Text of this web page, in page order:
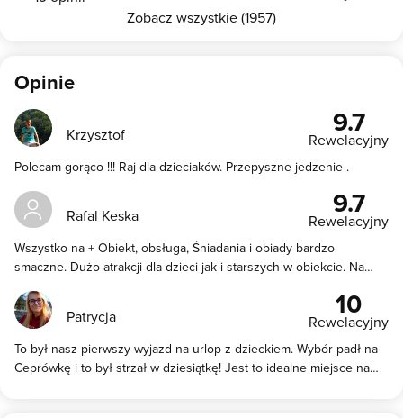
Zobacz wszystkie (1957)
Opinie
Krzysztof 9.7
Rewelacyjny
Polecam gorąco !!! Raj dla dzieciaków. Przepyszne jedzenie .
Rafal Keska 9.7
Rewelacyjny
Wszystko na + Obiekt, obsługa, Śniadania i obiady bardzo
smaczne. Dużo atrakcji dla dzieci jak i starszych w obiekcie. Na
Patrycja 10
Rewelacyjny
To był nasz pierwszy wyjazd na urlop z dzieckiem. Wybór padł na
Ceprówkę i to był strzał w dziesiątkę! Jest to idealne miejsce na